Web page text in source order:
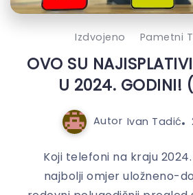
Izdvojeno Pametni
OVO SU
U 2024. GODINI!
Autor Ivan Tadić
Koji telefoni na kraju
najbolji omjer uložneno-